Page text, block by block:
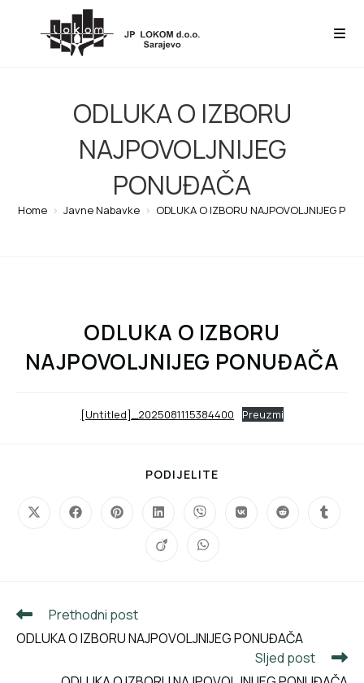
ODLUKA O IZBORU
NAJPOVOLJNIJEG
PONUĐAČA
Home > Javne Nabavke > ODLUKA O IZBORU NAJPOVOLJNIJEG
ODLUKA O IZBORU
NAJPOVOLJNIJEG PONUĐAČA
[Untitled]_2025081115384400 Preuzmi
PODIJELITE
Prethodni post
ODLUKA O IZBORU NAJPOVOLJNIJEG PONUĐAČA
Sljed post